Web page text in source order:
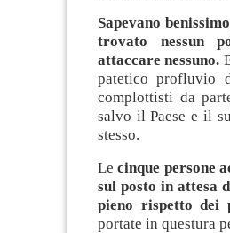
Sapevano
trovato nessun
attaccare nessuno.
patetico profluvio
complottisti da
salvo il Paese e il
stesso.
Lecinque persone
sul posto in attesa
pieno rispetto dei
portate in questura